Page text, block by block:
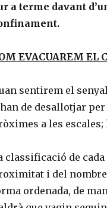
a terme davant
EVACUAREM EL
sentirem el
de desallotjar
a les
classificació de
i del nombre
ordenada, de